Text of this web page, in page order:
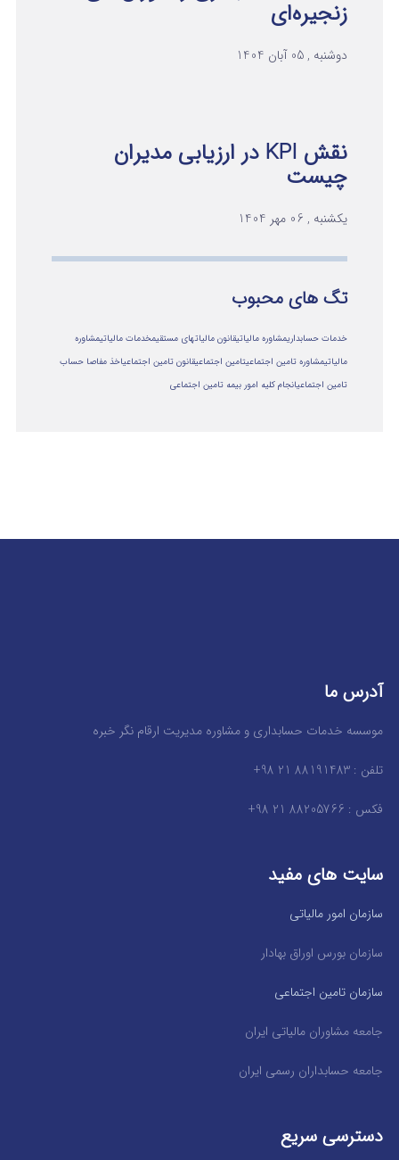
زنجیره‌ای
دوشنبه , 05 آبان 1404
نقش KPI در ارزیابی مدیران
چیست
یکشنبه , 06 مهر 1404
تگ های محبوب
خدمات حسابداریمشاوره مالیاتیقانون مالیاتهای مستقیمخدمات مالیاتیمشاوره
مالياتيمشاوره تامین اجتماعیتامین اجتماعیقانون تامین اجتماعیاخذ مفاصا حساب
تامین اجتماعیانجام کلیه امور بیمه تامین اجتماعی
آدرس ما
موسسه خدمات حسابداری و مشاوره مدیریت ارقام نگر خبره
تلفن : 88191483 21 98+
فکس : 88205766 21 98+
سایت های مفید
سازمان امور مالیاتی
سازمان بورس اوراق بهادار
سازمان تامین اجتماعی
جامعه مشاوران مالیاتی ایران
جامعه حسابداران رسمی ایران
دسترسی سریع